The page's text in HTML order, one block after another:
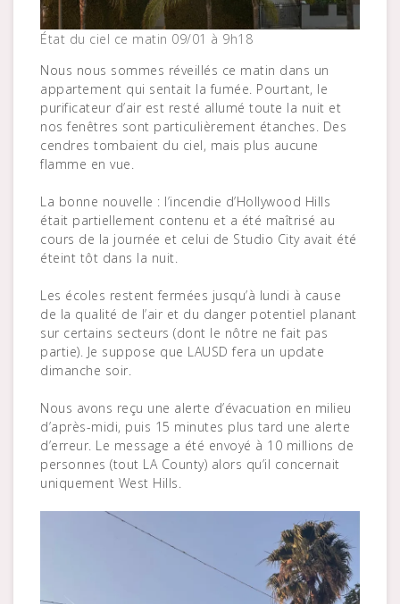
État du ciel ce matin 09/01 à 9h18
Nous nous sommes réveillés ce matin dans un
appartement qui sentait la fumée. Pourtant, le
purificateur d’air est resté allumé toute la nuit et
nos fenêtres sont particulièrement étanches. Des
cendres tombaient du ciel, mais plus aucune
flamme en vue.
La bonne nouvelle : l’incendie d’Hollywood Hills
était partiellement contenu et a été maîtrisé au
cours de la journée et celui de Studio City avait été
éteint tôt dans la nuit.
Les écoles restent fermées jusqu’à lundi à cause
de la qualité de l’air et du danger potentiel planant
sur certains secteurs (dont le nôtre ne fait pas
partie). Je suppose que LAUSD fera un update
dimanche soir.
Nous avons reçu une alerte d’évacuation en milieu
d’après-midi, puis 15 minutes plus tard une alerte
d’erreur. Le message a été envoyé à 10 millions de
personnes (tout LA County) alors qu’il concernait
uniquement West Hills.